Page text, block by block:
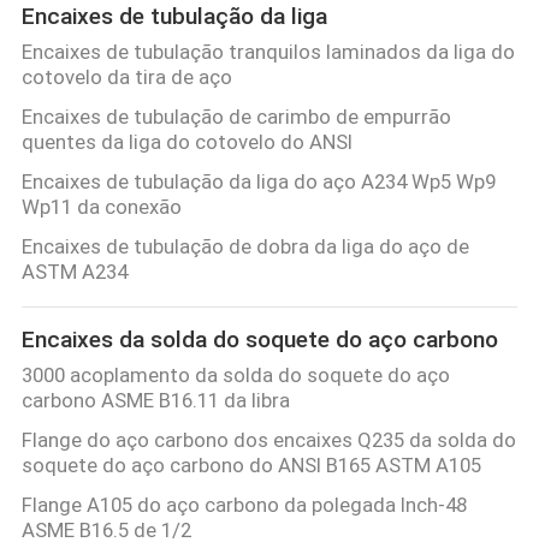
Encaixes de tubulação da liga
Encaixes de tubulação tranquilos laminados da liga do
cotovelo da tira de aço
Encaixes de tubulação de carimbo de empurrão
quentes da liga do cotovelo do ANSI
Encaixes de tubulação da liga do aço A234 Wp5 Wp9
Wp11 da conexão
Encaixes de tubulação de dobra da liga do aço de
ASTM A234
Encaixes da solda do soquete do aço carbono
3000 acoplamento da solda do soquete do aço
carbono ASME B16.11 da libra
Flange do aço carbono dos encaixes Q235 da solda do
soquete do aço carbono do ANSI B165 ASTM A105
Flange A105 do aço carbono da polegada Inch-48
ASME B16.5 de 1/2